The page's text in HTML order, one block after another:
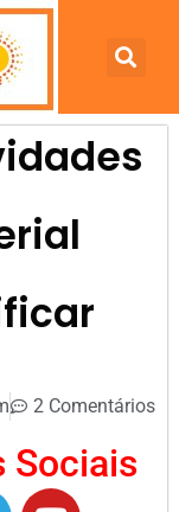
2 Comentários
Sociais